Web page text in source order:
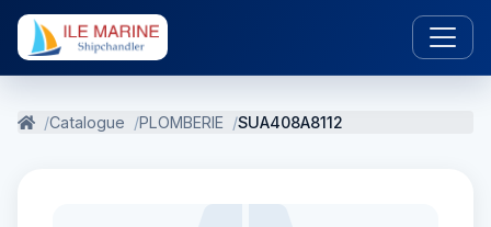
Catalogue PLOMBERIE SUA408A8112